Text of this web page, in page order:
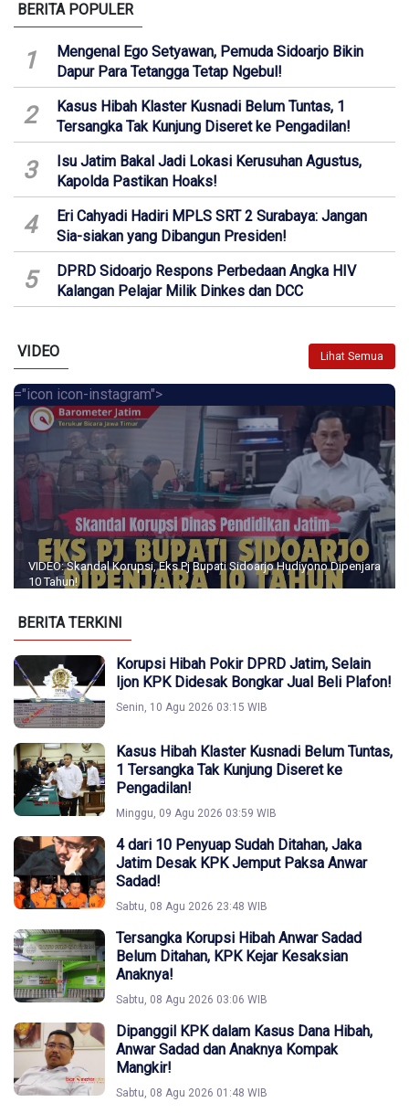
BERITA POPULER
1
Mengenal Ego Setyawan, Pemuda Sidoarjo Bikin
Dapur Para Tetangga Tetap Ngebul!
2
Kasus Hibah Klaster Kusnadi Belum Tuntas, 1
Tersangka Tak Kunjung Diseret ke Pengadilan!
3
Isu Jatim Bakal Jadi Lokasi Kerusuhan Agustus,
Kapolda Pastikan Hoaks!
4
Eri Cahyadi Hadiri MPLS SRT 2 Surabaya: Jangan
Sia-siakan yang Dibangun Presiden!
5
DPRD Sidoarjo Respons Perbedaan Angka HIV
Kalangan Pelajar Milik Dinkes dan DCC
VIDEO Lihat Semua
="icon icon-instagram">
VIDEO: Skandal Korupsi, Eks Pj Bupati Sidoarjo Hudiyono Dipenjara
10 Tahun!
BERITA TERKINI
Korupsi Hibah Pokir DPRD Jatim, Selain
Ijon KPK Didesak Bongkar Jual Beli Plafon!
Senin, 10 Agu 2026 03:15 WIB
Kasus Hibah Klaster Kusnadi Belum Tuntas,
1 Tersangka Tak Kunjung Diseret ke
Pengadilan!
Minggu, 09 Agu 2026 03:59 WIB
4 dari 10 Penyuap Sudah Ditahan, Jaka
Jatim Desak KPK Jemput Paksa Anwar
Sadad!
Sabtu, 08 Agu 2026 23:48 WIB
Tersangka Korupsi Hibah Anwar Sadad
Belum Ditahan, KPK Kejar Kesaksian
Anaknya!
Sabtu, 08 Agu 2026 03:06 WIB
Dipanggil KPK dalam Kasus Dana Hibah,
Anwar Sadad dan Anaknya Kompak
Mangkir!
Sabtu, 08 Agu 2026 01:48 WIB